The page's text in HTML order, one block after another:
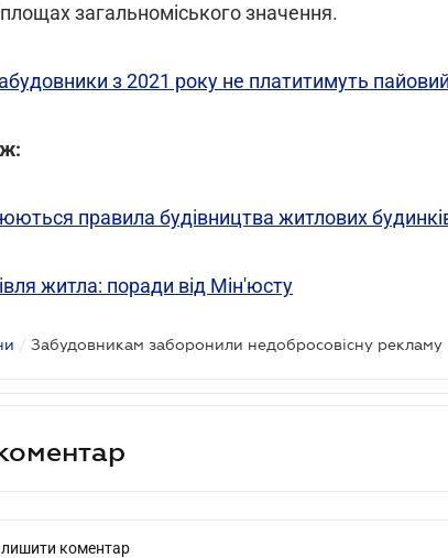
площах загальноміського значення.
з 2021 року не платитимуть
правила будівництва житлових
житла: поради від Мін'юсту
/ Забудовникам заборонили недобросовісну
коментар